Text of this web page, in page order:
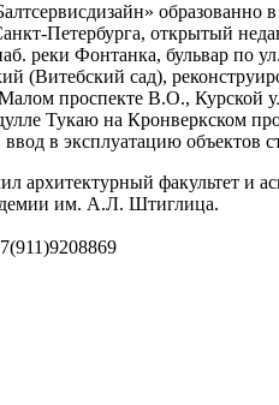
образованно
Петербурга, открытый
реки Фонтанка, бульвар по
(Витебский сад),
проспекте В.О., Курской
Тукаю на Кронверкском
в эксплуатацию объектов
архитектурный факультет и
им. А.Л. Штиглица.